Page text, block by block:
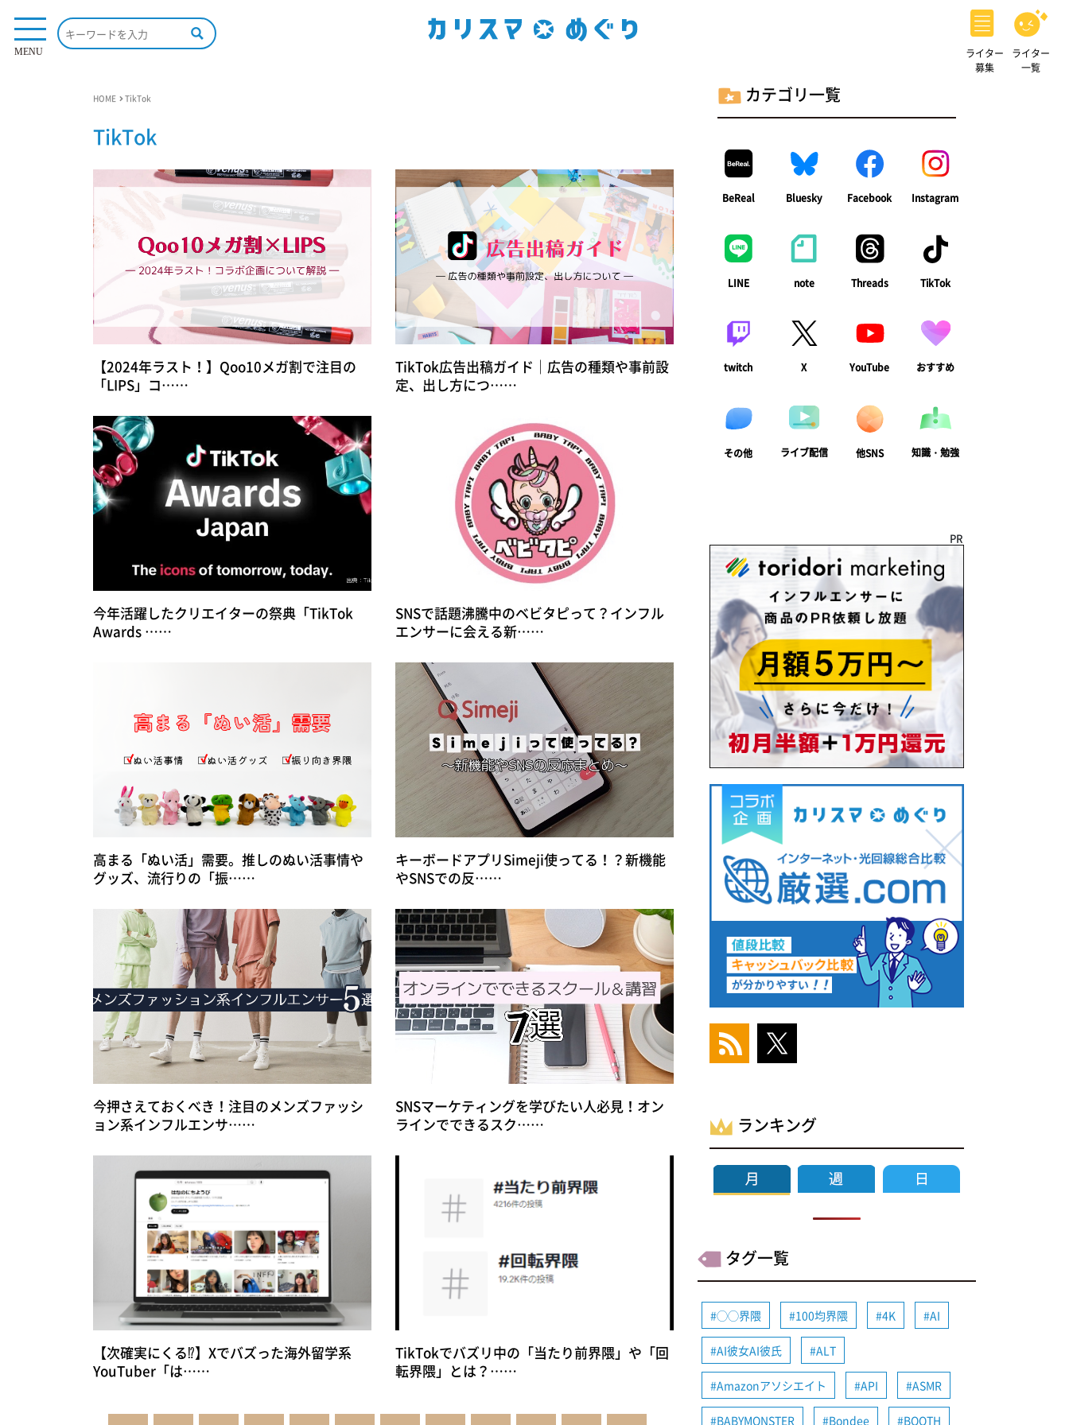
MENU
ライター
募集
ライター
一覧
HOME TikTok
TikTok
【2024年ラスト！】Qoo10メガ割で注目の
「LIPS」コ……
TikTok広告出稿ガイド｜広告の種類や事前設
定、出し方につ……
今年活躍したクリエイターの祭典「TikTok
Awards ……
SNSで話題沸騰中のベビタピって？インフル
エンサーに会える新……
高まる「ぬい活」需要。推しのぬい活事情や
グッズ、流行りの「振……
キーボードアプリSimeji使ってる！？新機能
やSNSでの反……
今押さえておくべき！注目のメンズファッシ
ョン系インフルエンサ……
SNSマーケティングを学びたい人必見！オン
ラインでできるスク……
【次確実にくる⁉】Xでバズった海外留学系
YouTuber「は……
TikTokでバズリ中の「当たり前界隈」や「回
転界隈」とは？……
投
カテゴリ一覧
BeReal Bluesky Facebook Instagram
LINE note Threads TikTok
twitch X YouTube おすすめ
その他 ライブ配信 他SNS 知識・勉強
PR
ランキング
タグ一覧
◯◯界隈 100均界隈 4K AI
AI彼女AI彼氏 ALT
Amazonアソシエイト API ASMR
BABYMONSTER Bondee BOOTH